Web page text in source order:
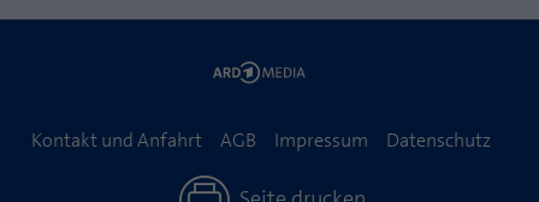
Kontakt und Anfahrt AGB Impressum Datenschutz